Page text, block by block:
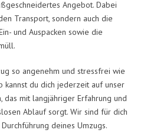
Angebot. Dabei
Transport, sondern auch die
und Auspacken sowie die
so angenehm und stressfrei wie
kannst du dich jederzeit auf unser
das mit langjähriger Erfahrung und
Ablauf sorgt. Wir sind für dich
deines Umzugs.